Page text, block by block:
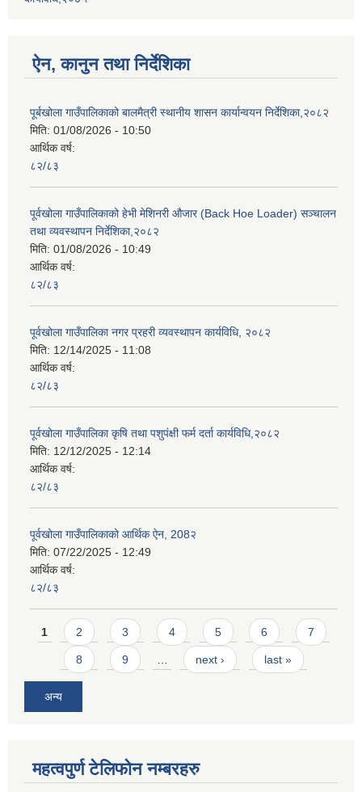
ऐन, कानुन तथा निर्देशिका
पूर्बखोला गाउँपालिकाको बालमैत्री स्थानीय शासन कार्यान्वयन निर्देशिका,२०८२
मिति: 01/08/2026 - 10:50
आर्थिक वर्ष:
८२/८३
पूर्वखोला गाउँपालिकाको हेभी मेशिनरी औजार (Back Hoe Loader) सञ्चालन
तथा व्यवस्थापन निर्देशिका,२०८२
मिति: 01/08/2026 - 10:49
आर्थिक वर्ष:
८२/८३
पूर्वखोला गाउँपालिका नगर प्रहरी व्यवस्थापन कार्यविधि, २०८२
मिति: 12/14/2025 - 11:08
आर्थिक वर्ष:
८२/८३
पूर्वखोला गाउँपालिका कृषि तथा पशुपंक्षी फर्म दर्ता कार्यविधि,२०८२
मिति: 12/12/2025 - 12:14
आर्थिक वर्ष:
८२/८३
पूर्वखोला गाउँपालिकाको आर्थिक ऐन, 208२
मिति: 07/22/2025 - 12:49
आर्थिक वर्ष:
८२/८३
Pages
1 2 3 4 5 6 7
8 9 next › last »
अन्य
महत्वपुर्ण टेलिफोन नम्बरहरु